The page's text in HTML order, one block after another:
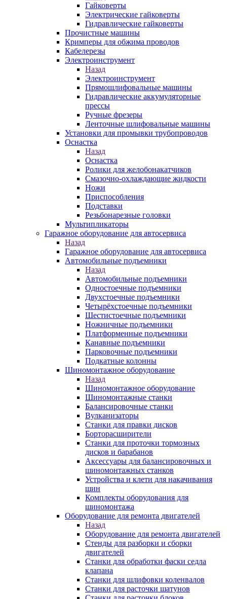
Гайковерты
Электрические гайковерты
Гидравлические гайковерты
Прочистные машины
Кримперы для обжима проводов
Кабелерезы
Электроинструмент
Назад
Электроинструмент
Прямошлифовальные машины
Гидравлические аккумуляторные
прессы
Ручные фрезеры
Ленточные шлифовальные машины
Установки для промывки трубопроводов
Оснастка
Назад
Оснастка
Ролики для желобонакатчиков
Смазочно-охлаждающие жидкости
Ножи
Приспособления
Подставки
Резьбонарезные головки
Мультипликаторы
Гаражное оборудование для автосервиса
Назад
Гаражное оборудование для автосервиса
Автомобильные подъемники
Назад
Автомобильные подъемники
Одностоечные подъемники
Двухстоечные подъемники
Четырёхстоечные подъемники
Шестистоечные подъемники
Ножничные подъемники
Платформенные подъемники
Канавные подъемники
Парковочные подъемники
Подкатные колонны
Шиномонтажное оборудование
Назад
Шиномонтажное оборудование
Шиномонтажные станки
Балансировочные станки
Вулканизаторы
Станки для правки дисков
Борторасширители
Станки для проточки тормозных
дисков и барабанов
Аксессуары для балансировочных и
шиномонтажных станков
Устройства и клети для накачивания
шин
Комплекты оборудования для
шиномонтажа
Оборудование для ремонта двигателей
Назад
Оборудование для ремонта двигателей
Стенды для разборки и сборки
двигателей
Станки для обработки фаски седла
клапана
Станки для шлифовки коленвалов
Станки для расточки шатунов